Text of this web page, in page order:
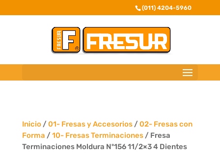
(011) 4204-5960
Inicio/ 01- Fresas y Accesorios/ 02- Fresas con
Forma / 10- Fresas Terminaciones/ Fresa
Terminaciones Moldura Nº156 11/2×3 4 Dientes